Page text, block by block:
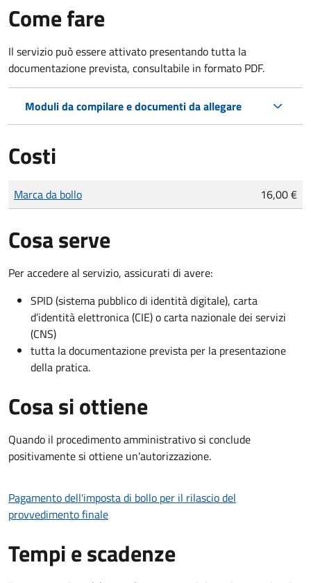
Come fare
Il servizio può essere attivato presentando tutta la
documentazione prevista, consultabile in formato PDF.
Moduli da compilare e documenti da allegare
Costi
Tipo di pagamento
Importo
Marca da bollo 16,00 €
Cosa serve
Per accedere al servizio, assicurati di avere:
SPID (sistema pubblico di identità digitale), carta
d’identità elettronica (CIE) o carta nazionale dei servizi
(CNS)
tutta la documentazione prevista per la presentazione
della pratica.
Cosa si ottiene
Quando il procedimento amministrativo si conclude
positivamente si ottiene un'autorizzazione.
Pagamento dell'imposta di bollo per il rilascio del
provvedimento finale
Tempi e scadenze